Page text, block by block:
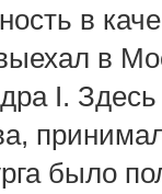
в
в
I.
было